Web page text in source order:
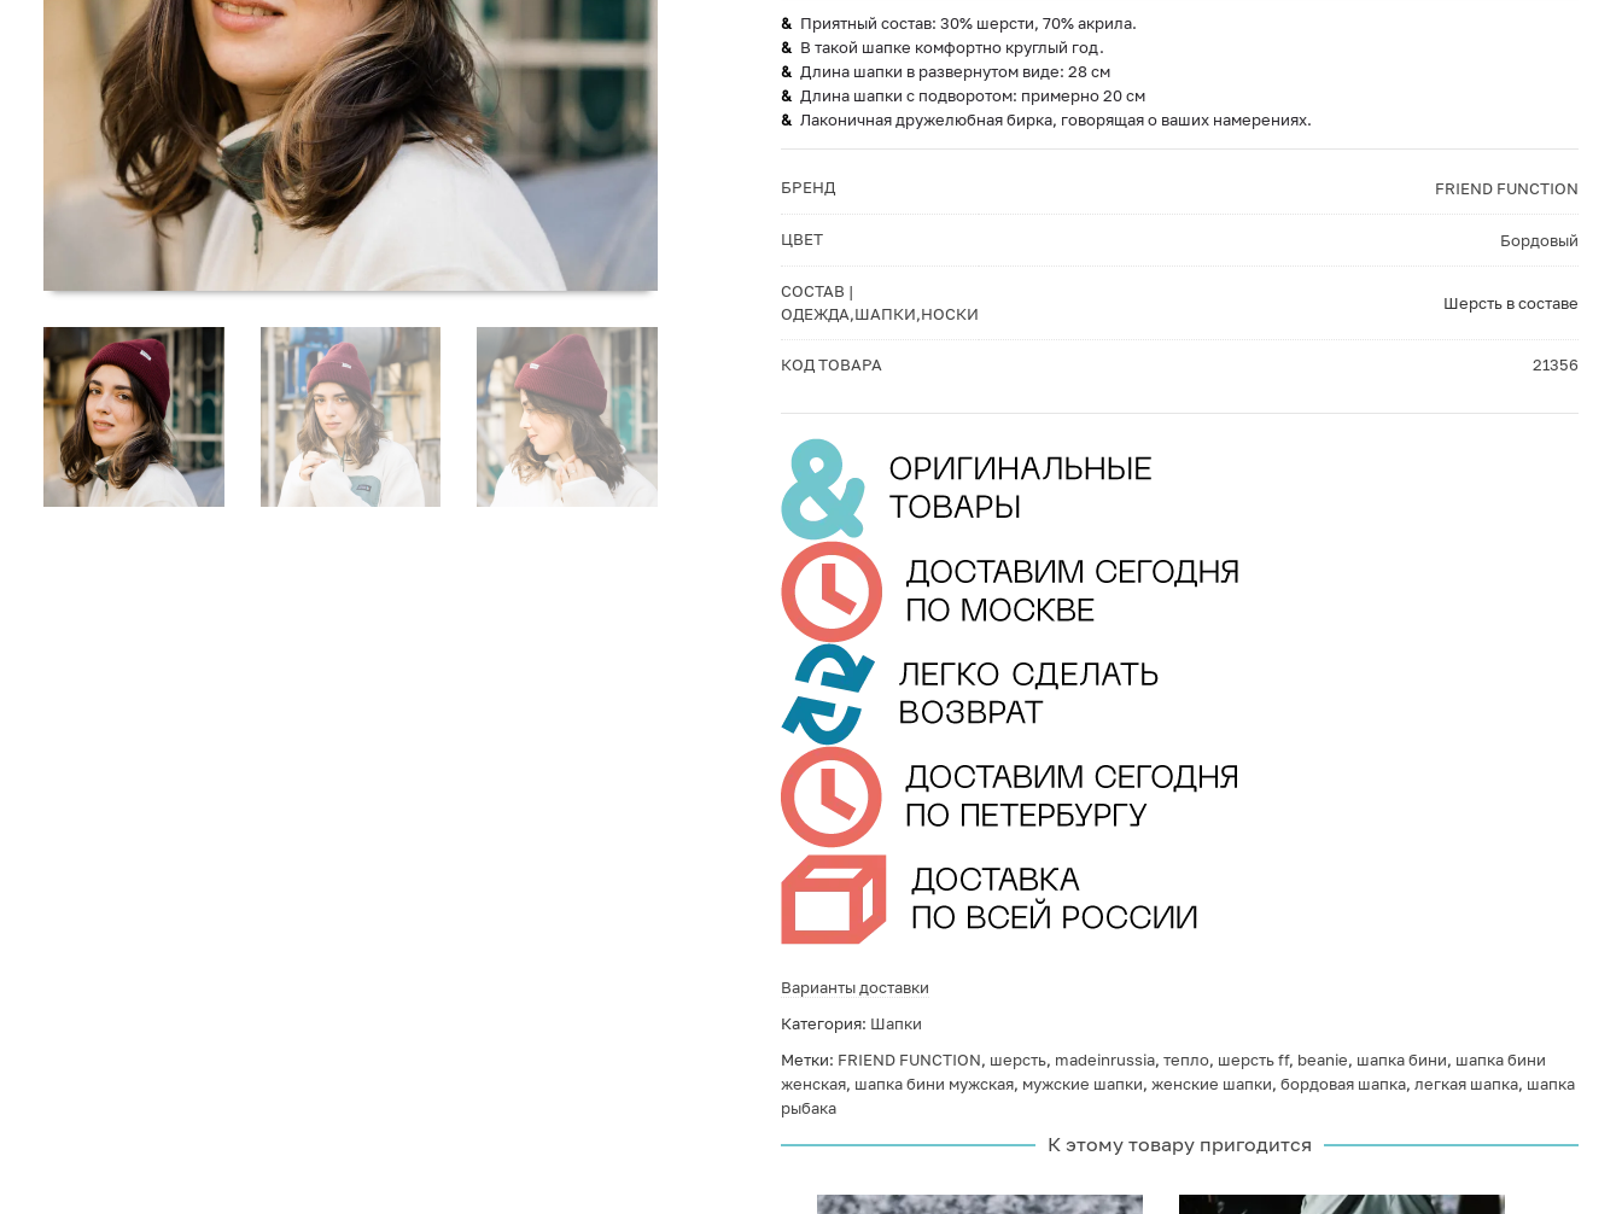
Приятный состав: 30% шерсти, 70% акрила.
В такой шапке комфортно круглый год.
Длина шапки в развернутом виде: 28 см
Длина шапки с подворотом: примерно 20 см
Лаконичная дружелюбная бирка, говорящая о ваших намерениях.
БРЕНД FRIEND FUNCTION
ЦВЕТ Бордовый
СОСТАВ |
ОДЕЖДА,ШАПКИ,НОСКИ
Шерсть в составе
КОД ТОВАРА 21356
Варианты доставки
Категория: Шапки
Метки: FRIEND FUNCTION, шерсть, madeinrussia, тепло, шерсть ff, beanie, шапка бини, шапка бини
женская, шапка бини мужская, мужские шапки, женские шапки, бордовая шапка, легкая шапка, шапка
рыбака
К этому товару пригодится